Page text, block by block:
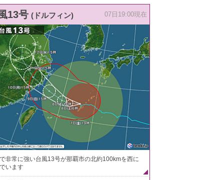
13号 (ドルフィン) 07日19:00現在
非常に強い台風13号が那覇市の北約100kmを西に
います